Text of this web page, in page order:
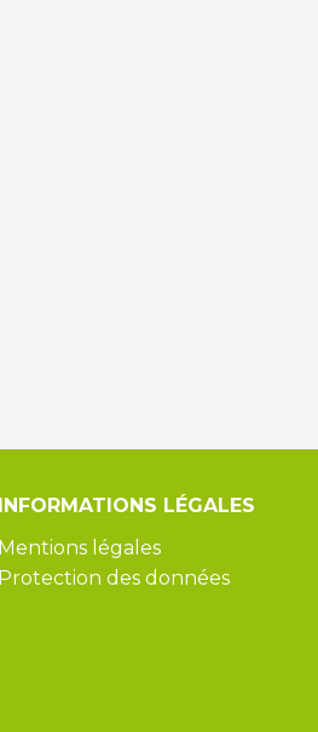
INFORMATIONS LÉGALES
Mentions légales
Protection des données